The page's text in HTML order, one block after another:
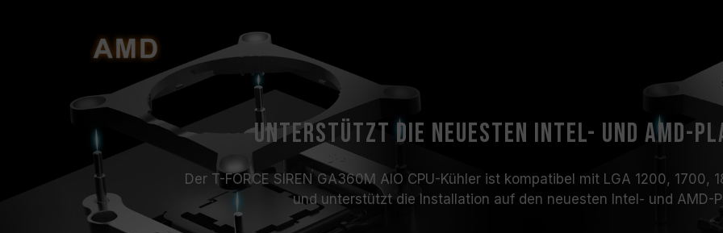
Unterstützt die neuesten Intel- und AMD-
Der T-FORCE SIREN GA360M AIO CPU-Kühler ist kompatibel mit LGA 1200, 1700,
und unterstützt die Installation auf den neuesten Intel- und AMD-